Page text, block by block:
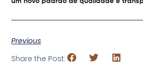
Previous
Share the Post: